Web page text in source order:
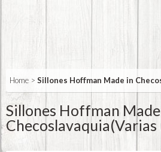
Home> Sillones Hoffman Made in
Sillones Hoffman
Checoslavaquia(Varias